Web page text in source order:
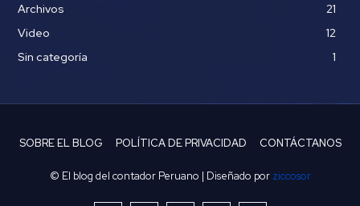
Archivos
21
Video
12
Sin categoría
1
SOBRE EL BLOG POLÍTICA DE PRIVACIDAD CONTÁCTANOS
© El blog del contador Peruano | Diseñado por ziccosor